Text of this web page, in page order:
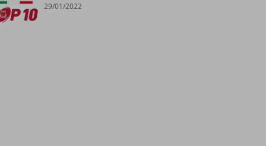
29/01/2022